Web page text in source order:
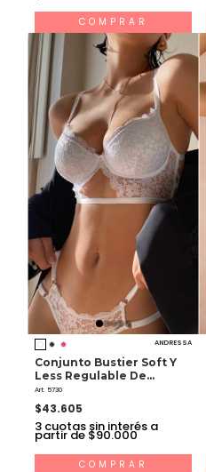
COMPRAR
ANDRESSA
Conjunto Bustier Soft Y
Less Regulable De
Puntilla
Art. 5730
$43.605
3 cuotas sin interés a
partir de $90.000
COMPRAR